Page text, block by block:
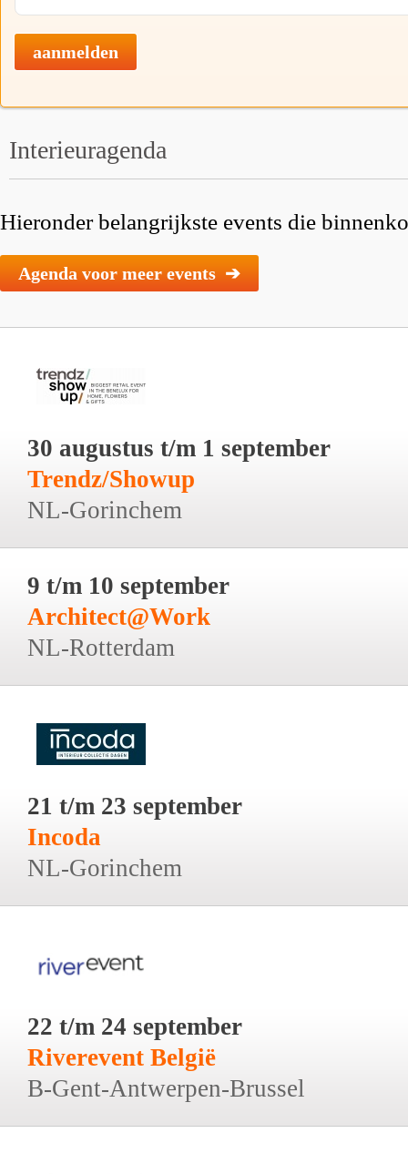
aanmelden
Interieuragenda
Hieronder belangrijkste events die
Agenda voor meer events ➔
30 augustus t/m 1 september
Trendz/Showup
NL-Gorinchem
9 t/m 10 september
Architect@Work
NL-Rotterdam
21 t/m 23 september
Incoda
NL-Gorinchem
22 t/m 24 september
Riverevent België
B-Gent-Antwerpen-Brussel